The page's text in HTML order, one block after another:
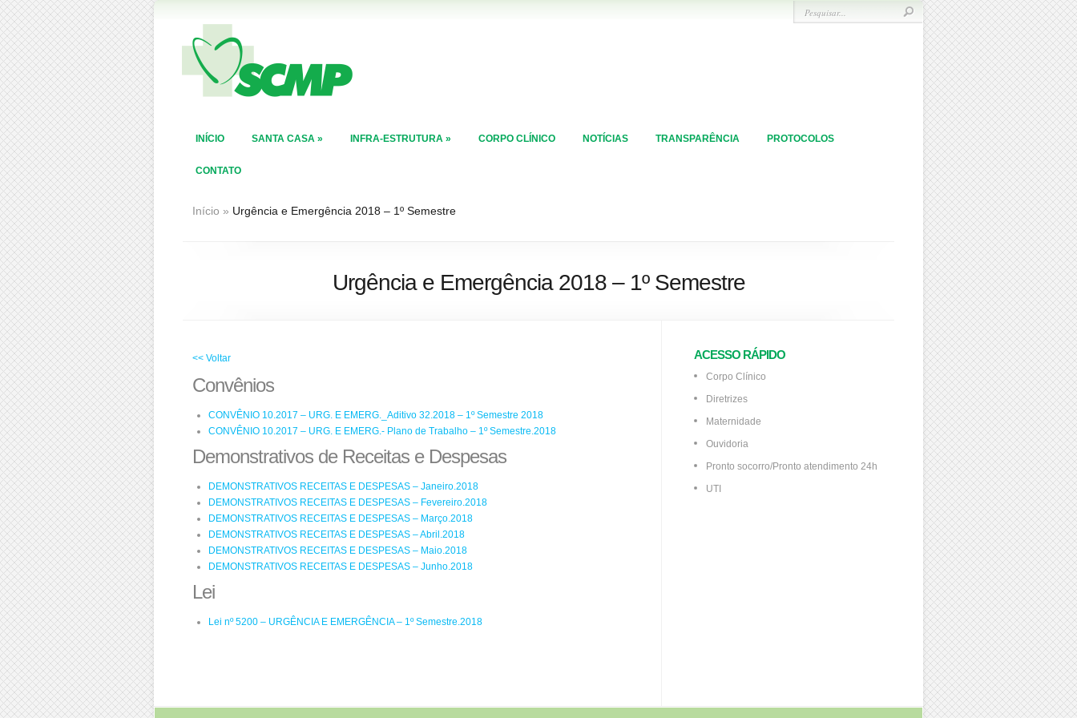
INÍCIO SANTA CASA » INFRA-ESTRUTURA » CORPO CLÍNICO NOTÍCIAS TRANSPARÊNCIA PROTOCOLOS
CONTATO
Início » Urgência e Emergência 2018 – 1º Semestre
Urgência e Emergência 2018 – 1º Semestre
<< Voltar
Convênios
CONVÊNIO 10.2017 – URG. E EMERG._Aditivo 32.2018 – 1º Semestre 2018
CONVÊNIO 10.2017 – URG. E EMERG.- Plano de Trabalho – 1º Semestre.2018
Demonstrativos de Receitas e Despesas
DEMONSTRATIVOS RECEITAS E DESPESAS – Janeiro.2018
DEMONSTRATIVOS RECEITAS E DESPESAS – Fevereiro.2018
DEMONSTRATIVOS RECEITAS E DESPESAS – Março.2018
DEMONSTRATIVOS RECEITAS E DESPESAS – Abril.2018
DEMONSTRATIVOS RECEITAS E DESPESAS – Maio.2018
DEMONSTRATIVOS RECEITAS E DESPESAS – Junho.2018
Lei
Lei nº 5200 – URGÊNCIA E EMERGÊNCIA – 1º Semestre.2018
ACESSO RÁPIDO
Corpo Clínico
Diretrizes
Maternidade
Ouvidoria
Pronto socorro/Pronto atendimento 24h
UTI